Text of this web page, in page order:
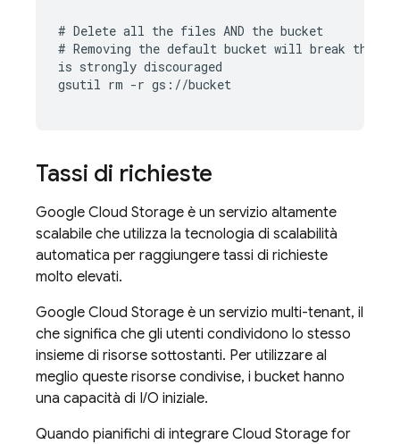
# Delete all the files AND the bucket
# Removing the default bucket will break the
is strongly discouraged
gsutil rm -r gs://bucket
Tassi di richieste
Google Cloud Storage è un servizio altamente
scalabile che utilizza la tecnologia di scalabilità
automatica per raggiungere tassi di richieste
molto elevati.
Google Cloud Storage è un servizio multi-tenant, il
che significa che gli utenti condividono lo stesso
insieme di risorse sottostanti. Per utilizzare al
meglio queste risorse condivise, i bucket hanno
una capacità di I/O iniziale.
Quando pianifichi di integrare Cloud Storage for